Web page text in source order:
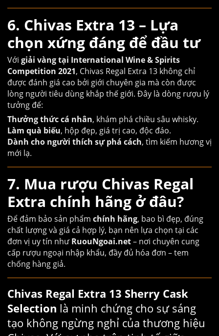
6. Chivas Extra 13 – Lựa
chọn xứng đáng để đầu tư
Với giải vàng tại International Wine & Spirits
Competition 2021, Chivas Regal Extra 13 không chỉ
được đánh giá cao bởi giới chuyên gia mà còn được
lòng người tiêu dùng khắp thế giới. Đây là dòng rượu lý
tưởng để:
Thưởng thức cá nhân, khám phá chiều sâu whisky.
Làm quà biếu, hộp đẹp, giá trị cao, độc đáo.
Dành cho người thích sự phá cách, tìm kiếm hương vị
mới lạ.
7. Mua rượu Chivas Regal
Extra chính hãng ở đâu?
Để đảm bảo sản phẩm chính hãng, bao bì đẹp, đúng
chất lượng và giá cả hợp lý, bạn nên lựa chọn tại các
đơn vị uy tín như RuouNgoai.net– nơi chuyên cung
cấp rượu ngoại nhập khẩu, đầy đủ hóa đơn – tem
chống hàng giả.
Chivas Regal Extra 13 Sherry Cask
Selection là minh chứng cho sự sáng
tạo không ngừng nghỉ của thương hiệu